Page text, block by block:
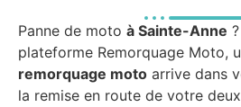
Panne de moto à Sainte-Anne
plateforme Remorquage Moto,
remorquage moto arrive dans
la remise en route de votre